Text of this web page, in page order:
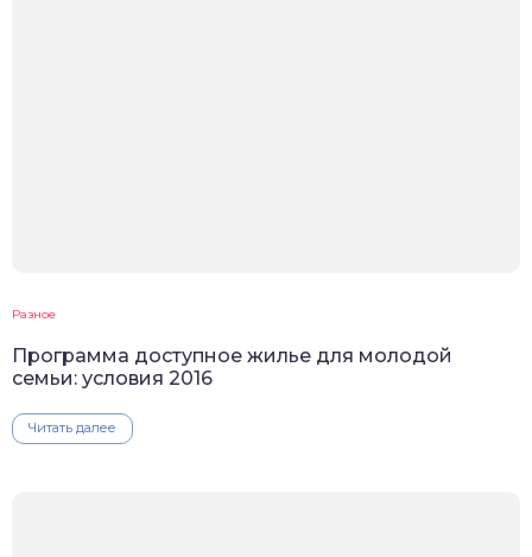
Разное
Программа доступное жилье для молодой
семьи: условия 2016
Читать далее